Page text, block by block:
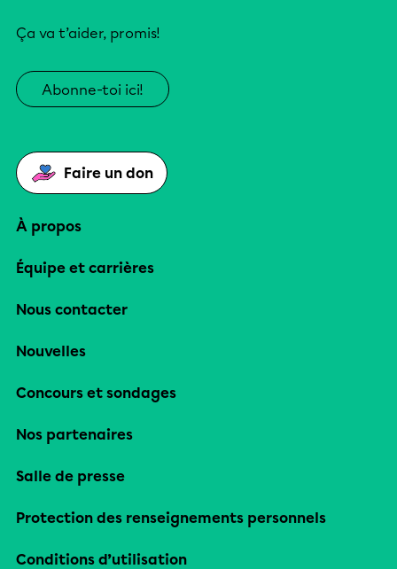
Ça va t’aider, promis!
Abonne-toi ici!
Faire un don
À propos
Équipe et carrières
Nous contacter
Nouvelles
Concours et sondages
Nos partenaires
Salle de presse
Protection des renseignements personnels
Conditions d’utilisation